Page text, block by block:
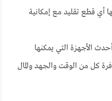
أي قطع تقليد مع إمكانية
الأجهزة التي يمكنها
كل من الوقت والجهد والمال